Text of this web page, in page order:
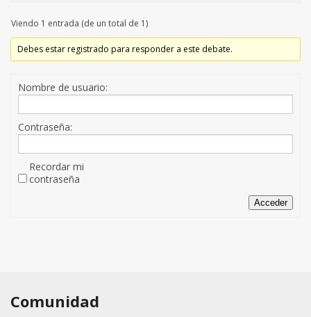
Viendo 1 entrada (de un total de 1)
Debes estar registrado para responder a este debate.
Nombre de usuario:
Contraseña:
Recordar mi
contraseña
Acceder
Comunidad